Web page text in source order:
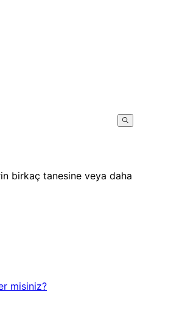
birkaç tanesine veya daha
misiniz?